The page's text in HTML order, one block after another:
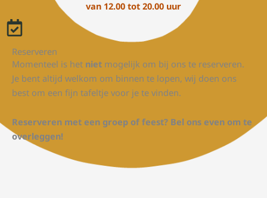
van 12.00 tot 20.00 uur
Reserveren
Momenteel is het niet mogelijk om bij ons te reserveren.
Je bent altijd welkom om binnen te lopen, wij doen ons
best om een fijn tafeltje voor je te vinden.
Reserveren met een groep of feest? Bel ons even om te
overleggen!